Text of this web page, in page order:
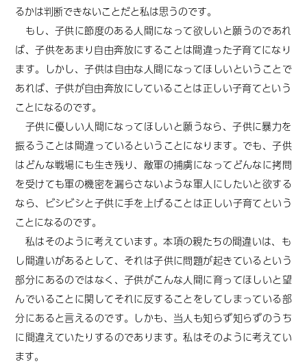
るかは判断できないことだと私は思うのです。
もし、子供に節度のある人間になって欲しいと願うのであれ
ば、子供をあまり自由奔放にすることは間違った子育てになり
ます。しかし、子供は自由な人間になってほしいということで
あれば、子供が自由奔放にしていることは正しい子育てという
ことになるのです。
子供に優しい人間になってほしいと願うなら、子供に暴力を
振るうことは間違っているということになります。でも、子供
はどんな戦場にも生き残り、敵軍の捕虜になってどんなに拷問
を受けても軍の機密を漏らさないような軍人にしたいと欲する
なら、ビシビシと子供に手を上げることは正しい子育てという
ことになるのです。
私はそのように考えています。本項の親たちの間違いは、も
し間違いがあるとして、それは子供に問題が起きているという
部分にあるのではなく、子供がこんな人間に育ってほしいと望
んでいることに関してそれに反することをしてしまっている部
分にあると言えるのです。しかも、当人も知らず知らずのうち
に間違えていたりするのであります。私はそのように考えてい
ます。